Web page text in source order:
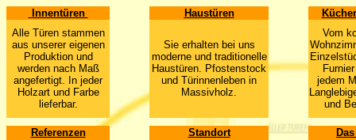
Innentüren Haustüren
Alle Türen stammen
aus unserer eigenen
Produktion und
werden nach Maß
angefertigt. In jeder
Holzart und Farbe
lieferbar.
Sie erhalten bei uns
moderne und traditionelle
Haustüren. Pfostenstock
und Türinnenleben in
Massivholz.
Vom
jedem
und
Referenzen Standort